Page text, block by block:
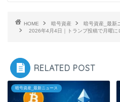
HOME 暗号資産
暗号資産_最新
2026年4月4日｜トランプ投稿で月曜に
RELATED POST
暗号資産_最新ニュース